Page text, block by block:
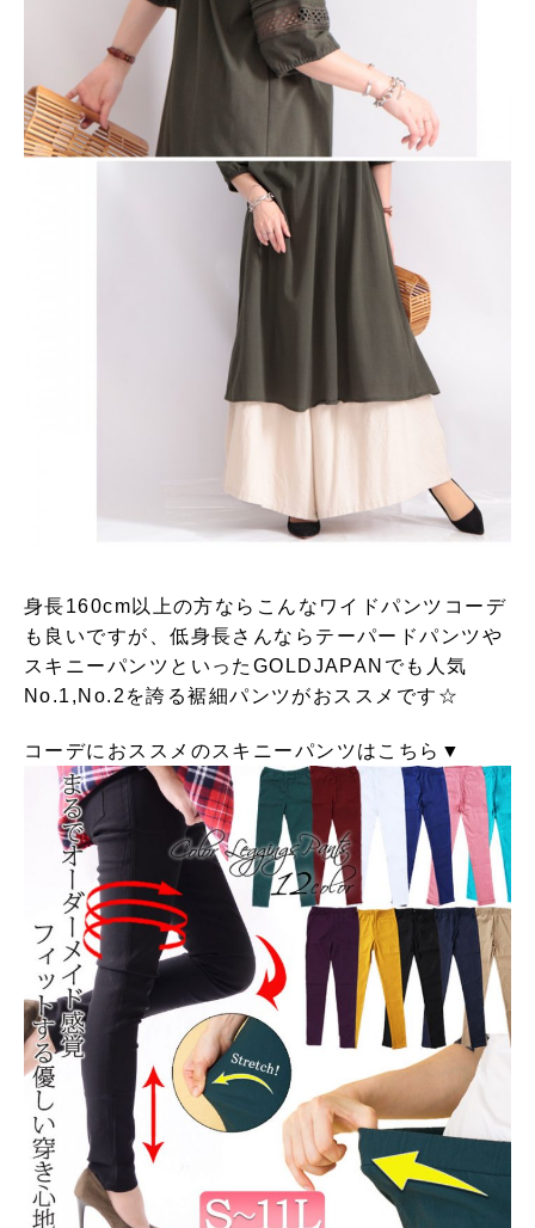
身長160cm以上の方ならこんなワイドパンツコーデ
も良いですが、低身長さんならテーパードパンツや
スキニーパンツといったGOLDJAPANでも人気
No.1,No.2を誇る裾細パンツがおススメです☆
コーデにおススメのスキニーパンツはこちら▼